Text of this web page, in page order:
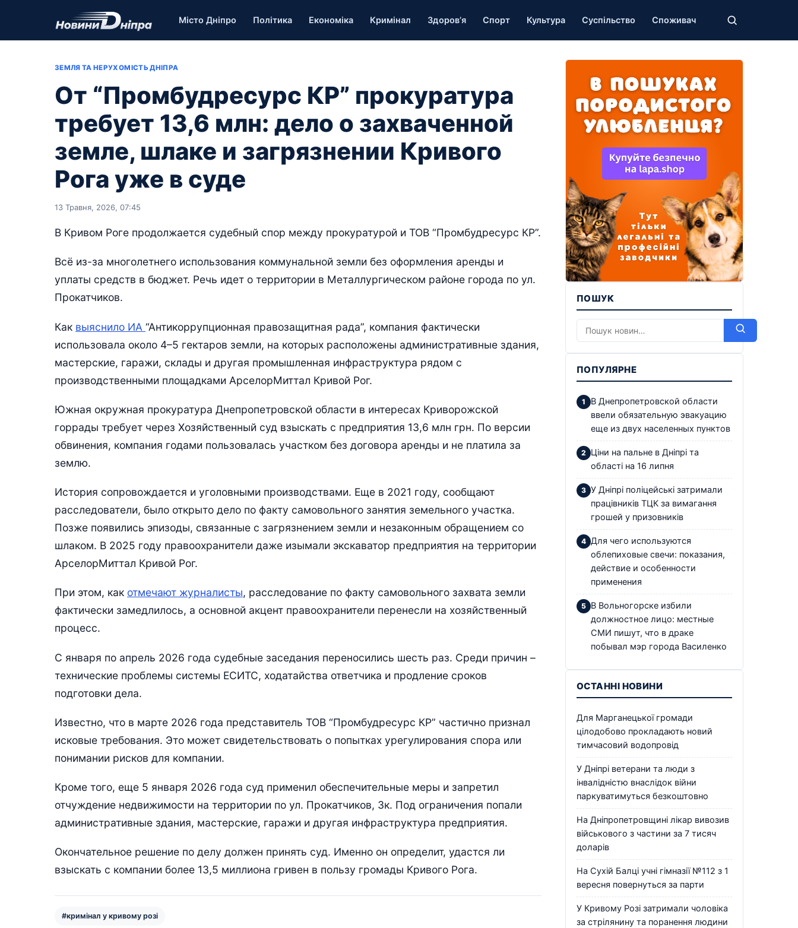
Місто Дніпро Політика Економіка Кримінал Здоров’я Спорт Культура Суспільство Споживач
ЗЕМЛЯ ТА НЕРУХОМІСТЬ ДНІПРА
От “Промбудресурс КР” прокуратура
требует 13,6 млн: дело о захваченной
земле, шлаке и загрязнении Кривого
Рога уже в суде
13 Травня, 2026, 07:45
В Кривом Роге продолжается судебный спор между прокуратурой и ТОВ “Промбудресурс КР”.
Всё из-за многолетнего использования коммунальной земли без оформления аренды и
уплаты средств в бюджет. Речь идет о территории в Металлургическом районе города по ул.
Прокатчиков.
Как выяснило ИА “Антикоррупционная правозащитная рада”, компания фактически
использовала около 4–5 гектаров земли, на которых расположены административные здания,
мастерские, гаражи, склады и другая промышленная инфраструктура рядом с
производственными площадками АрселорМиттал Кривой Рог.
Южная окружная прокуратура Днепропетровской области в интересах Криворожской
горрады требует через Хозяйственный суд взыскать с предприятия 13,6 млн грн. По версии
обвинения, компания годами пользовалась участком без договора аренды и не платила за
землю.
История сопровождается и уголовными производствами. Еще в 2021 году, сообщают
расследователи, было открыто дело по факту самовольного занятия земельного участка.
Позже появились эпизоды, связанные с загрязнением земли и незаконным обращением со
шлаком. В 2025 году правоохранители даже изымали экскаватор предприятия на территории
АрселорМиттал Кривой Рог.
При этом, как отмечают журналисты, расследование по факту самовольного захвата земли
фактически замедлилось, а основной акцент правоохранители перенесли на хозяйственный
процесс.
С января по апрель 2026 года судебные заседания переносились шесть раз. Среди причин –
технические проблемы системы ЕСИТС, ходатайства ответчика и продление сроков
подготовки дела.
Известно, что в марте 2026 года представитель ТОВ “Промбудресурс КР” частично признал
исковые требования. Это может свидетельствовать о попытках урегулирования спора или
понимании рисков для компании.
Кроме того, еще 5 января 2026 года суд применил обеспечительные меры и запретил
отчуждение недвижимости на территории по ул. Прокатчиков, 3к. Под ограничения попали
административные здания, мастерские, гаражи и другая инфраструктура предприятия.
Окончательное решение по делу должен принять суд. Именно он определит, удастся ли
взыскать с компании более 13,5 миллиона гривен в пользу громады Кривого Рога.
#кримінал у кривому розі
ПОШУК
ПОПУЛЯРНЕ
В Днепропетровской области
ввели обязательную эвакуацию
еще из двух населенных пунктов
Ціни на пальне в Дніпрі та
області на 16 липня
У Дніпрі поліцейські затримали
працівників ТЦК за вимагання
грошей у призовників
Для чего используются
облепиховые свечи: показания,
действие и особенности
применения
В Вольногорске избили
должностное лицо: местные
СМИ пишут, что в драке
побывал мэр города Василенко
ОСТАННІ НОВИНИ
Для Марганецької громади
цілодобово прокладають новий
тимчасовий водопровід
У Дніпрі ветерани та люди з
інвалідністю внаслідок війни
паркуватимуться безкоштовно
На Дніпропетровщині лікар вивозив
військового з частини за 7 тисяч
доларів
На Сухій Балці учні гімназії №112 з 1
вересня повернуться за парти
У Кривому Розі затримали чоловіка
за стрілянину та поранення людини